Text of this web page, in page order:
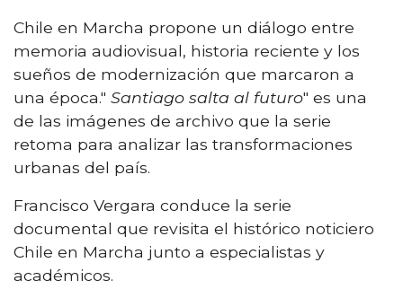
Chile en Marcha propone un diálogo entre
memoria audiovisual, historia reciente y los
sueños de modernización que marcaron a
una época." Santiago salta al futuro" es una
de las imágenes de archivo que la serie
retoma para analizar las transformaciones
urbanas del país.
Francisco Vergara conduce la serie
documental que revisita el histórico noticiero
Chile en Marcha junto a especialistas y
académicos.